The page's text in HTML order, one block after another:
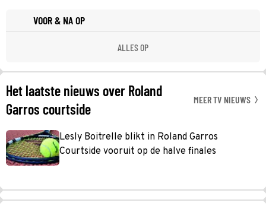
VOOR & NA OP
ALLES OP
Het laatste nieuws over Roland
Garros courtside
MEER TV NIEUWS
Lesly Boitrelle blikt in Roland Garros
Courtside vooruit op de halve finales